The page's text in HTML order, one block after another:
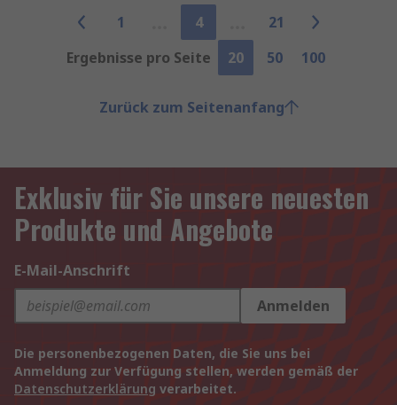
1 4
21
Ergebnisse pro Seite
20 50 100
Zurück zum Seitenanfang
Exklusiv für Sie unsere neuesten
Produkte und Angebote
E-Mail-Anschrift
Anmelden
Die personenbezogenen Daten, die Sie uns bei
Anmeldung zur Verfügung stellen, werden gemäß der
Datenschutzerklärung verarbeitet.